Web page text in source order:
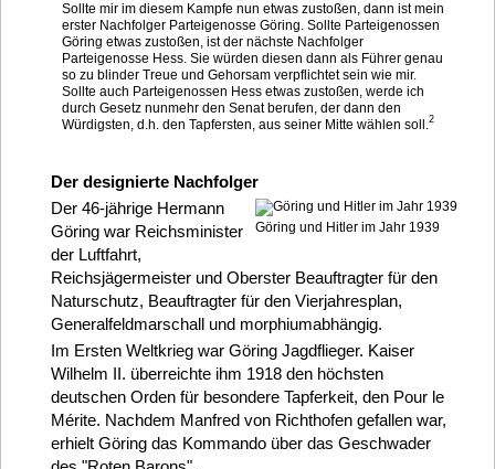
Sollte mir im diesem Kampfe nun etwas zustoßen, dann ist mein
erster Nachfolger Parteigenosse Göring. Sollte Parteigenossen
Göring etwas zustoßen, ist der nächste Nachfolger
Parteigenosse Hess. Sie würden diesen dann als Führer genau
so zu blinder Treue und Gehorsam verpflichtet sein wie mir.
Sollte auch Parteigenossen Hess etwas zustoßen, werde ich
durch Gesetz nunmehr den Senat berufen, der dann den
Würdigsten, d.h. den Tapfersten, aus seiner Mitte wählen soll.2
Der designierte Nachfolger
Göring und Hitler im Jahr 1939
Der 46-jährige Hermann
Göring war Reichsminister
der Luftfahrt,
Reichsjägermeister und Oberster Beauftragter für den
Naturschutz, Beauftragter für den Vierjahresplan,
Generalfeldmarschall und morphiumabhängig.
Im Ersten Weltkrieg war Göring Jagdflieger. Kaiser
Wilhelm II. überreichte ihm 1918 den höchsten
deutschen Orden für besondere Tapferkeit, den Pour le
Mérite. Nachdem Manfred von Richthofen gefallen war,
erhielt Göring das Kommando über das Geschwader